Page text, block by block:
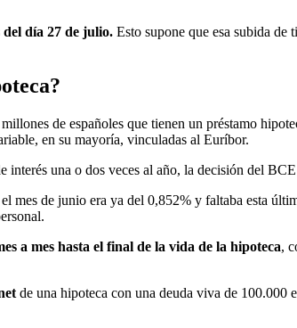
del día 27 de julio. Esto supone que esa subida de
millones de españoles que tienen un préstamo
en su mayoría, vinculadas al Euríbor.
interés una o dos veces al año, la decisión del
mes de junio era ya del 0,852% y faltaba esta
a mes hasta el final de la vida de la hipoteca,
de una hipoteca con una deuda viva de 100.000